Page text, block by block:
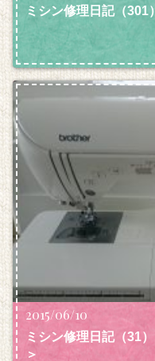
ミシン修理日記（301
2015/06/10
ミシン修理日記（31
＞